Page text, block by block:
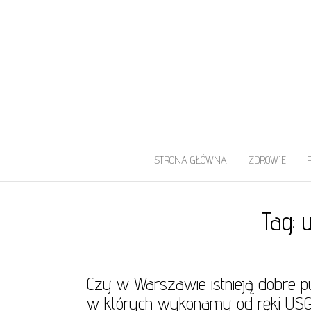
STRONA GŁÓWNA ZDROWIE
Tag:
Czy w Warszawie istnieją dobre
w których wykonamy od ręki